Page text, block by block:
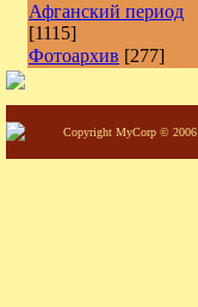
Афганский период
[1115]
Фотоархив [277]
Copyright MyCorp © 2006